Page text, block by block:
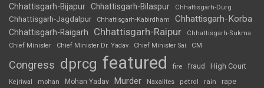
Chhattisgarh-Bijapur Chhattisgarh-Bilaspur Chhattisgarh-Durg
Chhattisgarh-Jagdalpur Chhattisgarh-Kabirdham Chhattisgarh-Korba
Chhattisgarh-Raigarh Chhattisgarh-Raipur
Chhattisgarh-Sukma
Chief Minister
Chief Minister Dr. Yadav Chief Minister Sai CM
Congress dprcg featured fire fraud High Court
Kejriwal mohan Mohan Yadav Murder Naxalites petrol rain rape